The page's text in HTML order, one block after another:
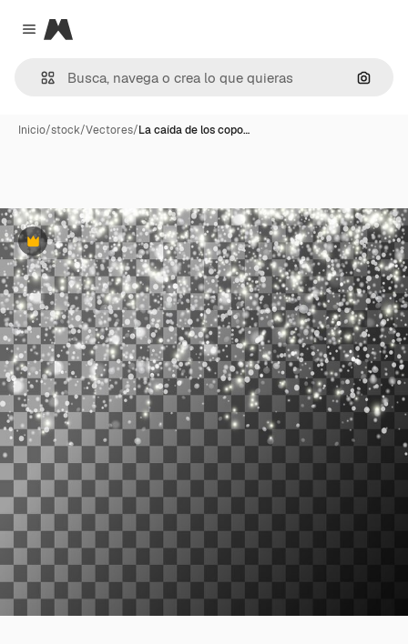
Close menu
Magnific
Inicio/stock/Vectores/La caída de los copo…
Premium